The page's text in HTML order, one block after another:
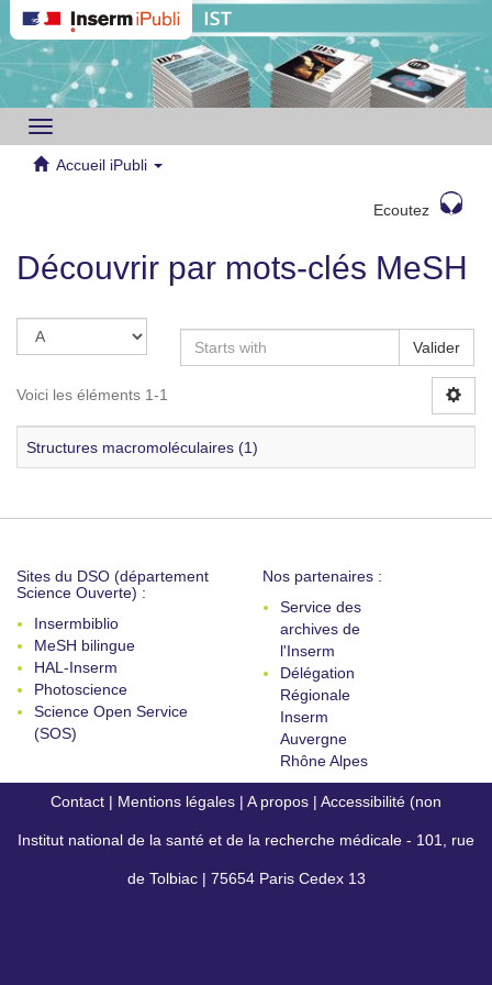
Toggle
navigation
Accueil iPubli
Ecoutez
Découvrir par mots-clés MeSH
Valider
Voici les éléments 1-1
Structures macromoléculaires (1)
Sites du DSO (département
Science Ouverte) :
Insermbiblio
MeSH bilingue
HAL-Inserm
Photoscience
Science Open Service
(SOS)
Nos partenaires :
Service des
archives de
l'Inserm
Délégation
Régionale
Inserm
Auvergne
Rhône Alpes
Contact | Mentions légales | A propos | Accessibilité (non
conforme)
Institut national de la santé et de la recherche médicale - 101, rue
de Tolbiac | 75654 Paris Cedex 13